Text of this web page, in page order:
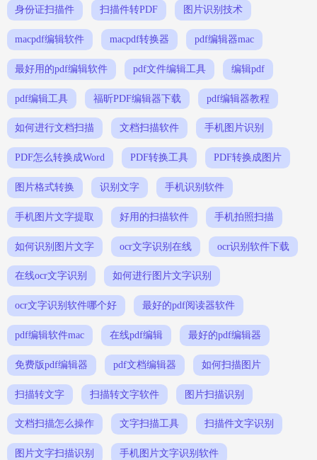
身份证扫描件 扫描件转PDF 图片识别技术
macpdf编辑软件 macpdf转换器 pdf编辑器mac
最好用的pdf编辑软件 pdf文件编辑工具 编辑pdf
pdf编辑工具 福昕PDF编辑器下载 pdf编辑器教程
如何进行文档扫描 文档扫描软件 手机图片识别
PDF怎么转换成Word PDF转换工具 PDF转换成图片
图片格式转换 识别文字 手机识别软件
手机图片文字提取 好用的扫描软件 手机拍照扫描
如何识别图片文字 ocr文字识别在线 ocr识别软件下载
在线ocr文字识别 如何进行图片文字识别
ocr文字识别软件哪个好 最好的pdf阅读器软件
pdf编辑软件mac 在线pdf编辑 最好的pdf编辑器
免费版pdf编辑器 pdf文档编辑器 如何扫描图片
扫描转文字 扫描转文字软件 图片扫描识别
文档扫描怎么操作 文字扫描工具 扫描件文字识别
图片文字扫描识别 手机图片文字识别软件